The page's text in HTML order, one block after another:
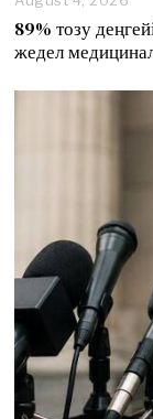
89% тозу
жедел